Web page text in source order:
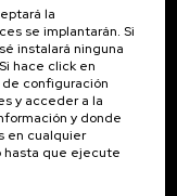
anteriores
la
se implantarán. Si
instalará ninguna
hace click en
de configuración
y acceder a la
y donde
en cualquier
hasta que ejecute